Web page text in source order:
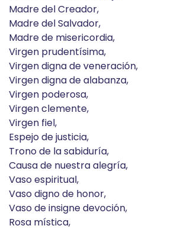
Madre del Creador,
Madre del Salvador,
Madre de misericordia,
Virgen prudentísima,
Virgen digna de veneración,
Virgen digna de alabanza,
Virgen poderosa,
Virgen clemente,
Virgen fiel,
Espejo de justicia,
Trono de la sabiduría,
Causa de nuestra alegría,
Vaso espiritual,
Vaso digno de honor,
Vaso de insigne devoción,
Rosa mística,